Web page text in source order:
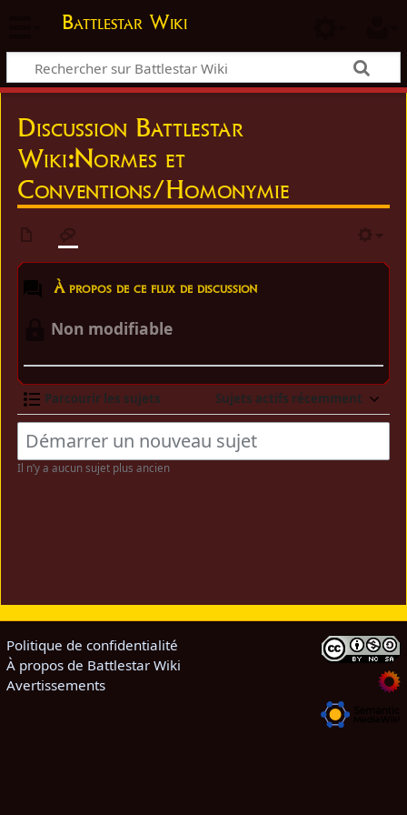
Battlestar Wiki
Discussion Battlestar
Wiki:Normes et
Conventions/Homonymie
À propos de ce flux de discussion
Non modifiable
Parcourir les sujets Sujets actifs récemment
Il n’y a aucun sujet plus ancien
Politique de confidentialité
À propos de Battlestar Wiki
Avertissements